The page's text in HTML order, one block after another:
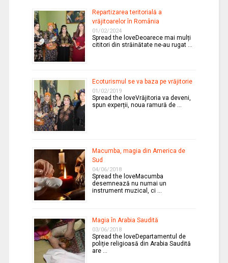
Repartizarea teritorială a
vrăjitoarelor în România
01/02/2024
Spread the loveDeoarece mai mulți
cititori din străinătate ne-au rugat …
Ecoturismul se va baza pe vrăjitorie
01/02/2019
Spread the loveVrăjitoria va deveni,
spun experții, noua ramură de …
Macumba, magia din America de
Sud
04/06/2018
Spread the loveMacumba
desemnează nu numai un
instrument muzical, ci …
Magia în Arabia Saudită
03/06/2018
Spread the loveDepartamentul de
poliție religioasă din Arabia Saudită
are …